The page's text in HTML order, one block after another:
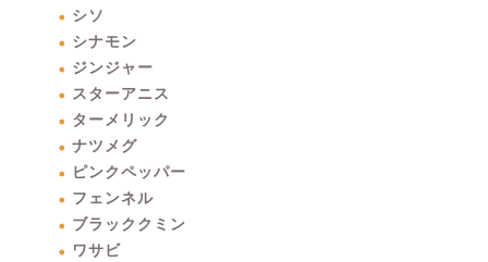
シソ
シナモン
ジンジャー
スターアニス
ターメリック
ナツメグ
ピンクペッパー
フェンネル
ブラッククミン
ワサビ